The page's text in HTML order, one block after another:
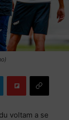
voltam a se